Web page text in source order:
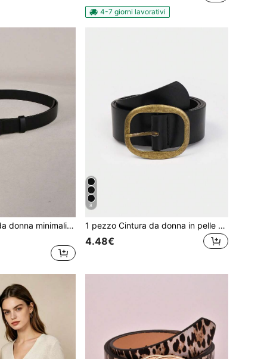
4-7 giorni lavorativi
1 pezzo Cintura da donna minimalista alla moda versatile, colore unito, casual, bohémien, vintage, stile da festa, stile da corte, carina, sexy, elegante, punk, street, in pelle PU, per tutte le stagioni
8
1 pezzo Cintura da donna in pelle PU versatile e minimalista alla moda
4.48€